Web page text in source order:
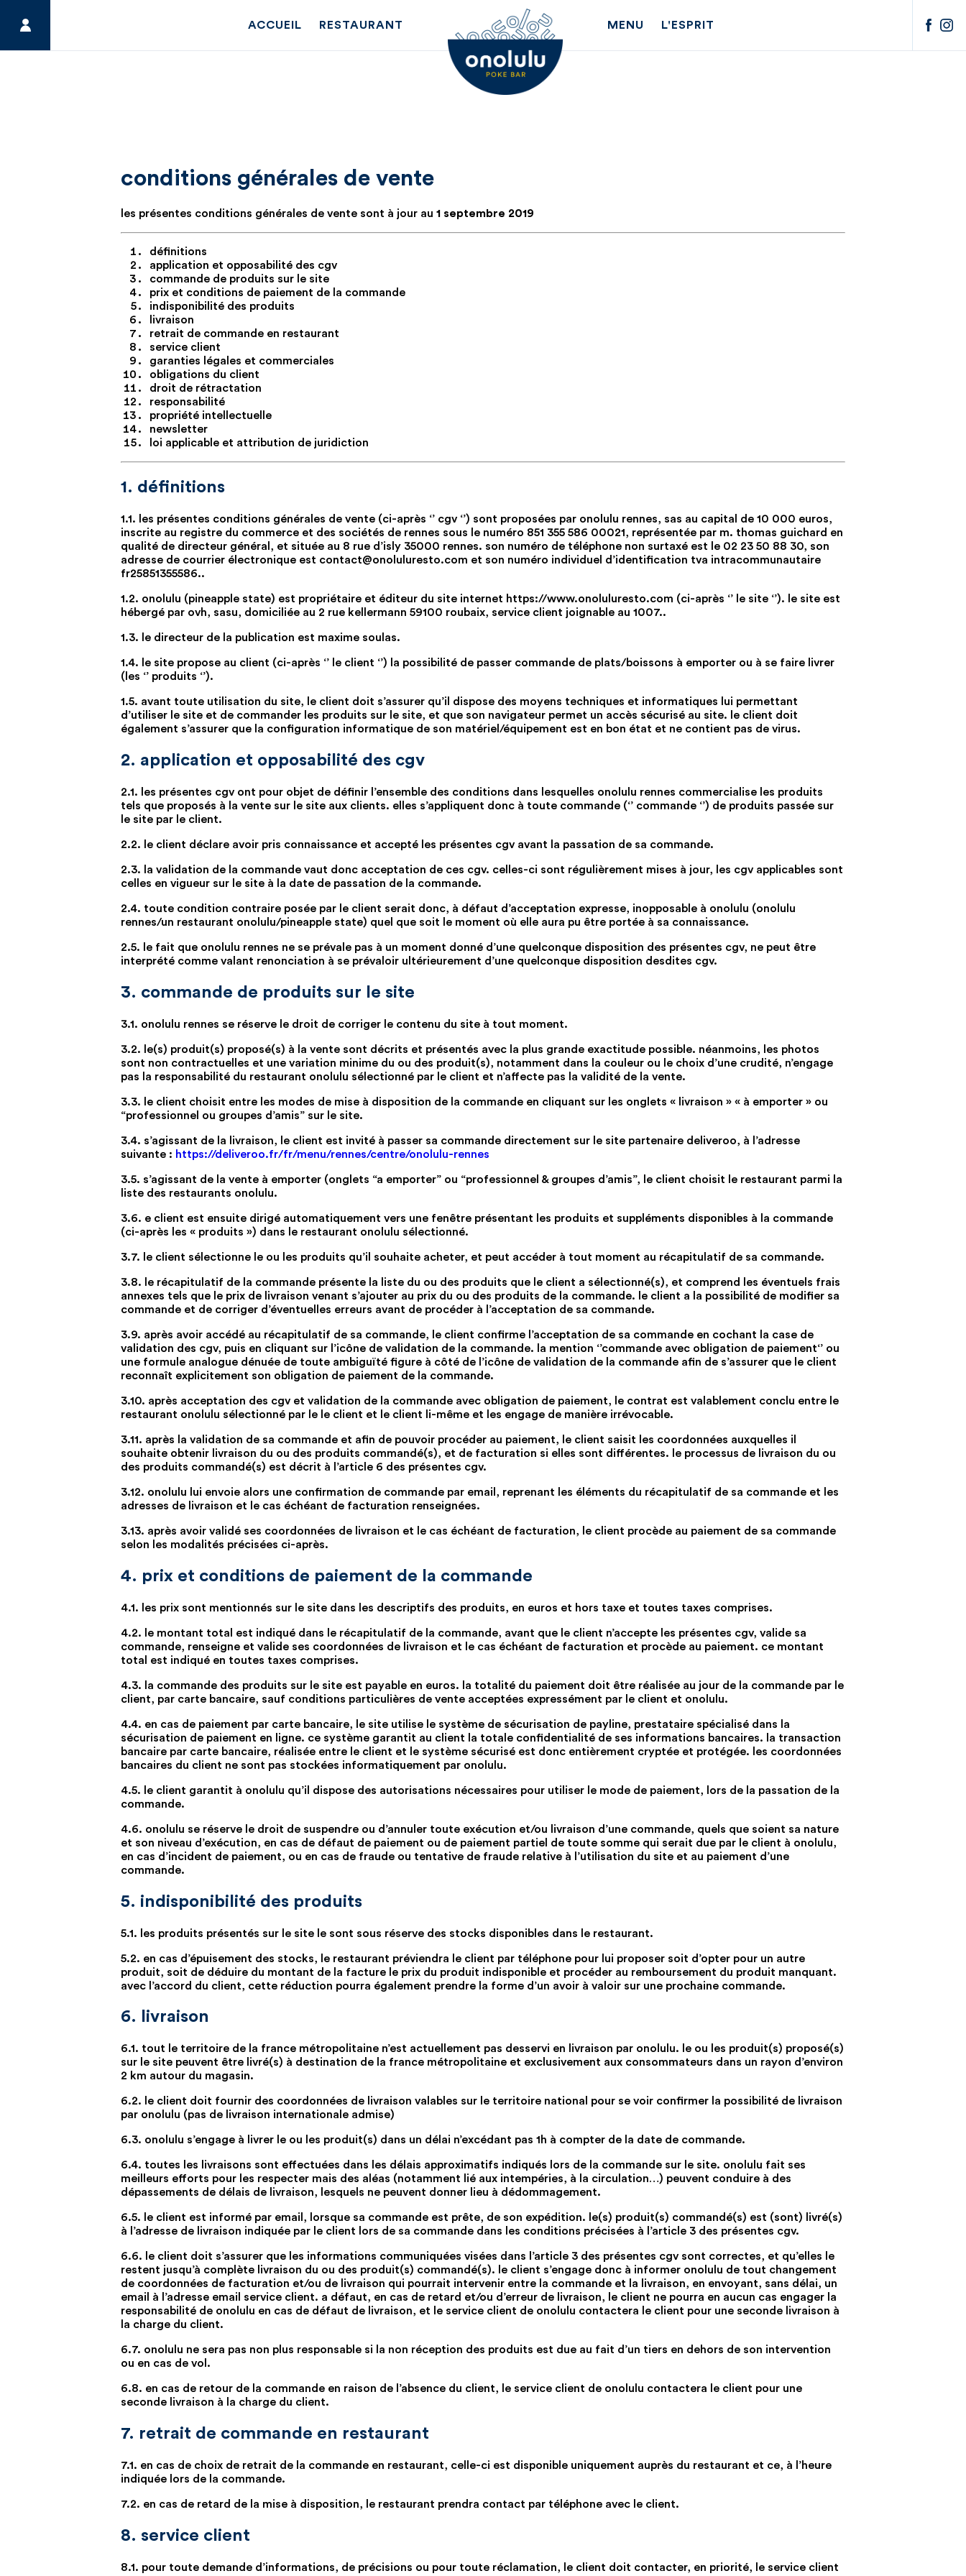
ACCUEIL RESTAURANT MENU L'ESPRIT
conditions générales de vente
les présentes conditions générales de vente sont à jour au 1 septembre 2019
définitions
application et opposabilité des cgv
commande de produits sur le site
prix et conditions de paiement de la commande
indisponibilité des produits
livraison
retrait de commande en restaurant
service client
garanties légales et commerciales
obligations du client
droit de rétractation
responsabilité
propriété intellectuelle
newsletter
loi applicable et attribution de juridiction
1. définitions
1.1. les présentes conditions générales de vente (ci-après ‘’ cgv ‘’) sont proposées par onolulu rennes, sas au capital de 10 000 euros,
inscrite au registre du commerce et des sociétés de rennes sous le numéro 851 355 586 00021, représentée par m. thomas guichard en
qualité de directeur général, et située au 8 rue d’isly 35000 rennes. son numéro de téléphone non surtaxé est le 02 23 50 88 30, son
adresse de courrier électronique est contact@onoluluresto.com et son numéro individuel d’identification tva intracommunautaire
fr25851355586..
1.2. onolulu (pineapple state) est propriétaire et éditeur du site internet https://www.onoluluresto.com (ci-après ‘’ le site ‘’). le site est
hébergé par ovh, sasu, domiciliée au 2 rue kellermann 59100 roubaix, service client joignable au 1007..
1.3. le directeur de la publication est maxime soulas.
1.4. le site propose au client (ci-après ‘’ le client ‘’) la possibilité de passer commande de plats/boissons à emporter ou à se faire livrer
(les ‘’ produits ‘’).
1.5. avant toute utilisation du site, le client doit s’assurer qu’il dispose des moyens techniques et informatiques lui permettant
d’utiliser le site et de commander les produits sur le site, et que son navigateur permet un accès sécurisé au site. le client doit
également s’assurer que la configuration informatique de son matériel/équipement est en bon état et ne contient pas de virus.
2. application et opposabilité des cgv
2.1. les présentes cgv ont pour objet de définir l’ensemble des conditions dans lesquelles onolulu rennes commercialise les produits
tels que proposés à la vente sur le site aux clients. elles s’appliquent donc à toute commande (‘’ commande ‘’) de produits passée sur
le site par le client.
2.2. le client déclare avoir pris connaissance et accepté les présentes cgv avant la passation de sa commande.
2.3. la validation de la commande vaut donc acceptation de ces cgv. celles-ci sont régulièrement mises à jour, les cgv applicables sont
celles en vigueur sur le site à la date de passation de la commande.
2.4. toute condition contraire posée par le client serait donc, à défaut d’acceptation expresse, inopposable à onolulu (onolulu
rennes/un restaurant onolulu/pineapple state) quel que soit le moment où elle aura pu être portée à sa connaissance.
2.5. le fait que onolulu rennes ne se prévale pas à un moment donné d’une quelconque disposition des présentes cgv, ne peut être
interprété comme valant renonciation à se prévaloir ultérieurement d’une quelconque disposition desdites cgv.
3. commande de produits sur le site
3.1. onolulu rennes se réserve le droit de corriger le contenu du site à tout moment.
3.2. le(s) produit(s) proposé(s) à la vente sont décrits et présentés avec la plus grande exactitude possible. néanmoins, les photos
sont non contractuelles et une variation minime du ou des produit(s), notamment dans la couleur ou le choix d’une crudité, n’engage
pas la responsabilité du restaurant onolulu sélectionné par le client et n’affecte pas la validité de la vente.
3.3. le client choisit entre les modes de mise à disposition de la commande en cliquant sur les onglets « livraison » « à emporter » ou
“professionnel ou groupes d’amis” sur le site.
3.4. s’agissant de la livraison, le client est invité à passer sa commande directement sur le site partenaire deliveroo, à l’adresse
suivante : https://deliveroo.fr/fr/menu/rennes/centre/onolulu-rennes
3.5. s’agissant de la vente à emporter (onglets “a emporter” ou “professionnel & groupes d’amis”, le client choisit le restaurant parmi la
liste des restaurants onolulu.
3.6. e client est ensuite dirigé automatiquement vers une fenêtre présentant les produits et suppléments disponibles à la commande
(ci-après les « produits ») dans le restaurant onolulu sélectionné.
3.7. le client sélectionne le ou les produits qu’il souhaite acheter, et peut accéder à tout moment au récapitulatif de sa commande.
3.8. le récapitulatif de la commande présente la liste du ou des produits que le client a sélectionné(s), et comprend les éventuels frais
annexes tels que le prix de livraison venant s’ajouter au prix du ou des produits de la commande. le client a la possibilité de modifier sa
commande et de corriger d’éventuelles erreurs avant de procéder à l’acceptation de sa commande.
3.9. après avoir accédé au récapitulatif de sa commande, le client confirme l’acceptation de sa commande en cochant la case de
validation des cgv, puis en cliquant sur l’icône de validation de la commande. la mention ‘’commande avec obligation de paiement‘’ ou
une formule analogue dénuée de toute ambiguïté figure à côté de l’icône de validation de la commande afin de s’assurer que le client
reconnaît explicitement son obligation de paiement de la commande.
3.10. après acceptation des cgv et validation de la commande avec obligation de paiement, le contrat est valablement conclu entre le
restaurant onolulu sélectionné par le le client et le client li-même et les engage de manière irrévocable.
3.11. après la validation de sa commande et afin de pouvoir procéder au paiement, le client saisit les coordonnées auxquelles il
souhaite obtenir livraison du ou des produits commandé(s), et de facturation si elles sont différentes. le processus de livraison du ou
des produits commandé(s) est décrit à l’article 6 des présentes cgv.
3.12. onolulu lui envoie alors une confirmation de commande par email, reprenant les éléments du récapitulatif de sa commande et les
adresses de livraison et le cas échéant de facturation renseignées.
3.13. après avoir validé ses coordonnées de livraison et le cas échéant de facturation, le client procède au paiement de sa commande
selon les modalités précisées ci-après.
4. prix et conditions de paiement de la commande
4.1. les prix sont mentionnés sur le site dans les descriptifs des produits, en euros et hors taxe et toutes taxes comprises.
4.2. le montant total est indiqué dans le récapitulatif de la commande, avant que le client n’accepte les présentes cgv, valide sa
commande, renseigne et valide ses coordonnées de livraison et le cas échéant de facturation et procède au paiement. ce montant
total est indiqué en toutes taxes comprises.
4.3. la commande des produits sur le site est payable en euros. la totalité du paiement doit être réalisée au jour de la commande par le
client, par carte bancaire, sauf conditions particulières de vente acceptées expressément par le client et onolulu.
4.4. en cas de paiement par carte bancaire, le site utilise le système de sécurisation de payline, prestataire spécialisé dans la
sécurisation de paiement en ligne. ce système garantit au client la totale confidentialité de ses informations bancaires. la transaction
bancaire par carte bancaire, réalisée entre le client et le système sécurisé est donc entièrement cryptée et protégée. les coordonnées
bancaires du client ne sont pas stockées informatiquement par onolulu.
4.5. le client garantit à onolulu qu’il dispose des autorisations nécessaires pour utiliser le mode de paiement, lors de la passation de la
commande.
4.6. onolulu se réserve le droit de suspendre ou d’annuler toute exécution et/ou livraison d’une commande, quels que soient sa nature
et son niveau d’exécution, en cas de défaut de paiement ou de paiement partiel de toute somme qui serait due par le client à onolulu,
en cas d’incident de paiement, ou en cas de fraude ou tentative de fraude relative à l’utilisation du site et au paiement d’une
commande.
5. indisponibilité des produits
5.1. les produits présentés sur le site le sont sous réserve des stocks disponibles dans le restaurant.
5.2. en cas d’épuisement des stocks, le restaurant préviendra le client par téléphone pour lui proposer soit d’opter pour un autre
produit, soit de déduire du montant de la facture le prix du produit indisponible et procéder au remboursement du produit manquant.
avec l’accord du client, cette réduction pourra également prendre la forme d’un avoir à valoir sur une prochaine commande.
6. livraison
6.1. tout le territoire de la france métropolitaine n’est actuellement pas desservi en livraison par onolulu. le ou les produit(s) proposé(s)
sur le site peuvent être livré(s) à destination de la france métropolitaine et exclusivement aux consommateurs dans un rayon d’environ
2 km autour du magasin.
6.2. le client doit fournir des coordonnées de livraison valables sur le territoire national pour se voir confirmer la possibilité de livraison
par onolulu (pas de livraison internationale admise)
6.3. onolulu s’engage à livrer le ou les produit(s) dans un délai n’excédant pas 1h à compter de la date de commande.
6.4. toutes les livraisons sont effectuées dans les délais approximatifs indiqués lors de la commande sur le site. onolulu fait ses
meilleurs efforts pour les respecter mais des aléas (notamment lié aux intempéries, à la circulation…) peuvent conduire à des
dépassements de délais de livraison, lesquels ne peuvent donner lieu à dédommagement.
6.5. le client est informé par email, lorsque sa commande est prête, de son expédition. le(s) produit(s) commandé(s) est (sont) livré(s)
à l’adresse de livraison indiquée par le client lors de sa commande dans les conditions précisées à l’article 3 des présentes cgv.
6.6. le client doit s’assurer que les informations communiquées visées dans l’article 3 des présentes cgv sont correctes, et qu’elles le
restent jusqu’à complète livraison du ou des produit(s) commandé(s). le client s’engage donc à informer onolulu de tout changement
de coordonnées de facturation et/ou de livraison qui pourrait intervenir entre la commande et la livraison, en envoyant, sans délai, un
email à l’adresse email service client. a défaut, en cas de retard et/ou d’erreur de livraison, le client ne pourra en aucun cas engager la
responsabilité de onolulu en cas de défaut de livraison, et le service client de onolulu contactera le client pour une seconde livraison à
la charge du client.
6.7. onolulu ne sera pas non plus responsable si la non réception des produits est due au fait d’un tiers en dehors de son intervention
ou en cas de vol.
6.8. en cas de retour de la commande en raison de l’absence du client, le service client de onolulu contactera le client pour une
seconde livraison à la charge du client.
7. retrait de commande en restaurant
7.1. en cas de choix de retrait de la commande en restaurant, celle-ci est disponible uniquement auprès du restaurant et ce, à l’heure
indiquée lors de la commande.
7.2. en cas de retard de la mise à disposition, le restaurant prendra contact par téléphone avec le client.
8. service client
8.1. pour toute demande d’informations, de précisions ou pour toute réclamation, le client doit contacter, en priorité, le service client